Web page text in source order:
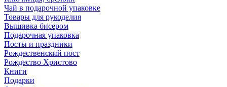
Чай в подарочной упаковке
Товары для рукоделия
Вышивка бисером
Подарочная упаковка
Посты и праздники
Рождественский пост
Рождество Христово
Книги
Подарки